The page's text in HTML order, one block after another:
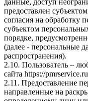
предоставлен
согласия на обработку
субъектом
порядке,
(далее - персональные
распространения).
2.10. Пользователь –
сайта https://
2.11. Предоставление
направленные на